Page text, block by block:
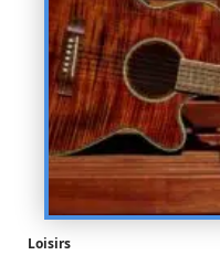
Loisirs